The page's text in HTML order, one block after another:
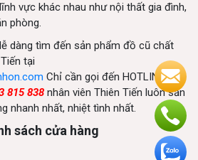
vực khác nhau như nội thất gia đình,
phòng.
dàng tìm đến sản phẩm đồ cũ chất
tại
Chỉ cần gọi đến HOTLINE
815 838 nhân viên Thiên Tiến luôn sẵn
nhanh nhất, nhiệt tình nhất.
sách cửa hàng